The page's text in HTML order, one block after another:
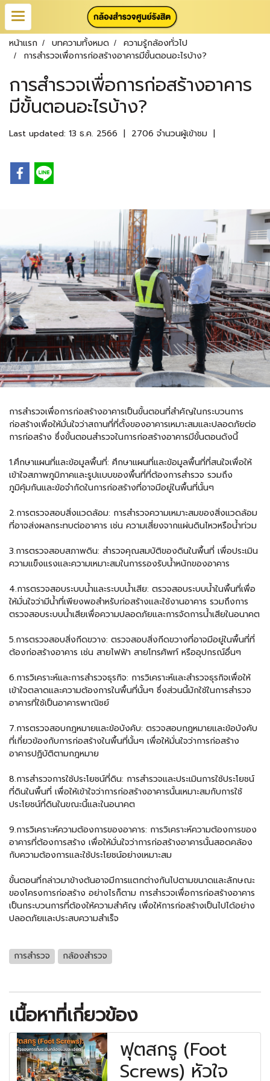
หน้าแรก บทความทั้งหมด
ความรู้กล้องทั่วไป
การสำรวจเพื่อการก่อสร้างอาคารมีขั้นตอนอะไรบ้าง?
การสำรวจเพื่อการก่อสร้างอาคาร
มีขั้นตอนอะไรบ้าง?
Last updated: 13 ธ.ค. 2566 | 2706 จำนวนผู้เข้าชม |
การสำรวจเพื่อการก่อสร้างอาคารเป็นขั้นตอนที่สำคัญในกระบวนการ
ก่อสร้างเพื่อให้มั่นใจว่าสถานที่ที่ตั้งของอาคารเหมาะสมและปลอดภัยต่อ
การก่อสร้าง ซึ่งขั้นตอนสำรวจในการก่อสร้างอาคารมีขั้นตอนดังนี้
1.ศึกษาแผนที่และข้อมูลพื้นที่: ศึกษาแผนที่และข้อมูลพื้นที่ที่สนใจเพื่อให้
เข้าใจสภาพภูมิภาคและรูปแบบของพื้นที่ที่ต้องการสำรวจ รวมถึง
ภูมิคุ้มกันและข้อจำกัดในการก่อสร้างที่อาจมีอยู่ในพื้นที่นั้นๆ
2.การตรวจสอบสิ่งแวดล้อม: การสำรวจความเหมาะสมของสิ่งแวดล้อม
ที่อาจส่งผลกระทบต่ออาคาร เช่น ความเสี่ยงจากแผ่นดินไหวหรือน้ำท่วม
3.การตรวจสอบสภาพดิน: สำรวจคุณสมบัติของดินในพื้นที่ เพื่อประเมิน
ความแข็งแรงและความเหมาะสมในการรองรับน้ำหนักของอาคาร
4.การตรวจสอบระบบน้ำและระบบน้ำเสีย: ตรวจสอบระบบน้ำในพื้นที่เพื่อ
ให้มั่นใจว่ามีน้ำที่เพียงพอสำหรับก่อสร้างและใช้งานอาคาร รวมถึงการ
ตรวจสอบระบบน้ำเสียเพื่อความปลอดภัยและการจัดการน้ำเสียในอนาคต
5.การตรวจสอบสิ่งกีดขวาง: ตรวจสอบสิ่งกีดขวางที่อาจมีอยู่ในพื้นที่ที่
ต้องก่อสร้างอาคาร เช่น สายไฟฟ้า สายโทรศัพท์ หรืออุปกรณ์อื่นๆ
6.การวิเคราะห์และการสำรวจธุรกิจ: การวิเคราะห์และสำรวจธุรกิจเพื่อให้
เข้าใจตลาดและความต้องการในพื้นที่นั้นๆ ซึ่งส่วนนี้มักใช้ในการสำรวจ
อาคารที่ใช้เป็นอาคารพาณิชย์
7.การตรวจสอบกฎหมายและข้อบังคับ: ตรวจสอบกฎหมายและข้อบังคับ
ที่เกี่ยวข้องกับการก่อสร้างในพื้นที่นั้นๆ เพื่อให้มั่นใจว่าการก่อสร้าง
อาคารปฏิบัติตามกฎหมาย
8.การสำรวจการใช้ประโยชน์ที่ดิน: การสำรวจและประเมินการใช้ประโยชน์
ที่ดินในพื้นที่ เพื่อให้เข้าใจว่าการก่อสร้างอาคารนั้นเหมาะสมกับการใช้
ประโยชน์ที่ดินในขณะนี้และในอนาคต
9.การวิเคราะห์ความต้องการของอาคาร: การวิเคราะห์ความต้องการของ
อาคารที่ต้องการสร้าง เพื่อให้มั่นใจว่าการก่อสร้างอาคารนั้นสอดคล้อง
กับความต้องการและใช้ประโยชน์อย่างเหมาะสม
ขั้นตอนที่กล่าวมาข้างต้นอาจมีการแตกต่างกันไปตามขนาดและลักษณะ
ของโครงการก่อสร้าง อย่างไรก็ตาม การสำรวจเพื่อการก่อสร้างอาคาร
เป็นกระบวนการที่ต้องให้ความสำคัญ เพื่อให้การก่อสร้างเป็นไปได้อย่าง
ปลอดภัยและประสบความสำเร็จ
การสำรวจ กล้องสำรวจ
เนื้อหาที่เกี่ยวข้อง
ฟุตสกรู (Foot
Screws) หัวใจ